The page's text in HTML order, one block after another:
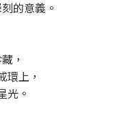
的意義。
，
環上，
光。